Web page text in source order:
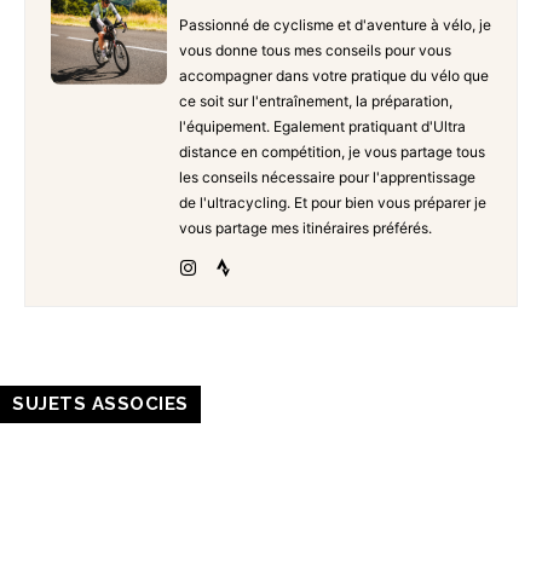
Passionné de cyclisme et d'aventure à vélo, je
vous donne tous mes conseils pour vous
accompagner dans votre pratique du vélo que
ce soit sur l'entraînement, la préparation,
l'équipement. Egalement pratiquant d'Ultra
distance en compétition, je vous partage tous
les conseils nécessaire pour l'apprentissage
de l'ultracycling. Et pour bien vous préparer je
vous partage mes itinéraires préférés.
SUJETS ASSOCIES